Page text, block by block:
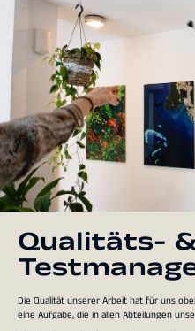
Qualitäts-
Die Qualität unserer Arbeit hat für uns
eine Aufgabe, die in allen Abteilungen